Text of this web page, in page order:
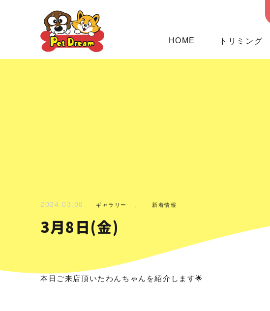
HOME トリミング
2024.03.08 ギャラリー , 新着情報
3月8日(金)
本日ご来店頂いたわんちゃんを紹介します🌟